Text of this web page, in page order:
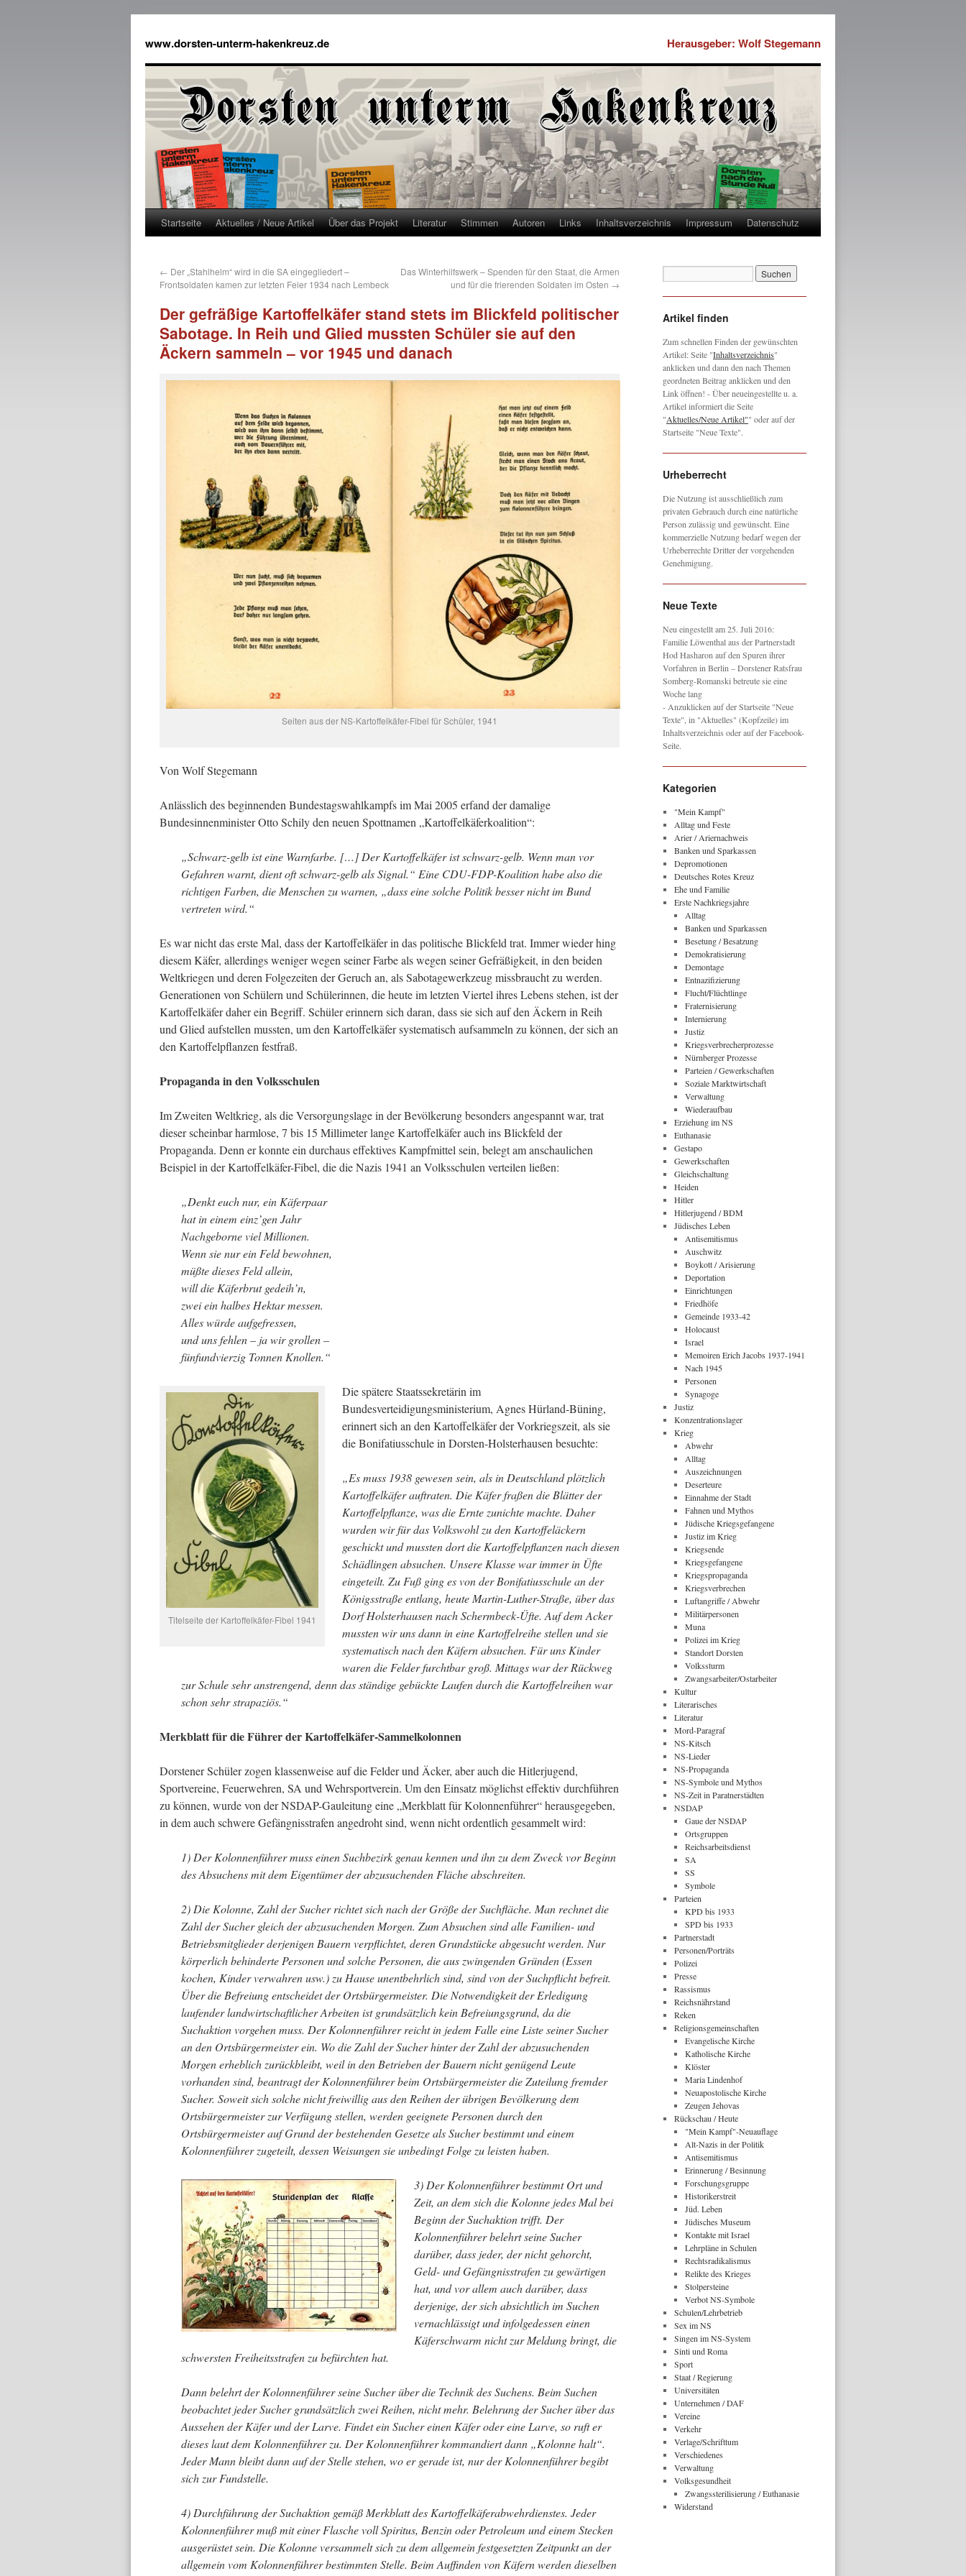
www.dorsten-unterm-hakenkreuz.de Herausgeber: Wolf Stegemann
Startseite Aktuelles / Neue Artikel Über das Projekt Literatur Stimmen Autoren Links Inhaltsverzeichnis Impressum Datenschutz
← Der „Stahlhelm“ wird in die SA eingegliedert –
Frontsoldaten kamen zur letzten Feier 1934 nach Lembeck
Das Winterhilfswerk – Spenden für den Staat, die Armen
und für die frierenden Soldaten im Osten →
Der gefräßige Kartoffelkäfer stand stets im Blickfeld politischer
Sabotage. In Reih und Glied mussten Schüler sie auf den
Äckern sammeln – vor 1945 und danach
Seiten aus der NS-Kartoffelkäfer-Fibel für Schüler, 1941
Von Wolf Stegemann
Anlässlich des beginnenden Bundestagswahlkampfs im Mai 2005 erfand der damalige
Bundesinnenminister Otto Schily den neuen Spottnamen „Kartoffelkäferkoalition“:
„Schwarz-gelb ist eine Warnfarbe. […] Der Kartoffelkäfer ist schwarz-gelb. Wenn man vor
Gefahren warnt, dient oft schwarz-gelb als Signal.“ Eine CDU-FDP-Koalition habe also die
richtigen Farben, die Menschen zu warnen, „dass eine solche Politik besser nicht im Bund
vertreten wird.“
Es war nicht das erste Mal, dass der Kartoffelkäfer in das politische Blickfeld trat. Immer wieder hing
diesem Käfer, allerdings weniger wegen seiner Farbe als wegen seiner Gefräßigkeit, in den beiden
Weltkriegen und deren Folgezeiten der Geruch an, als Sabotagewerkzeug missbraucht zu werden.
Generationen von Schülern und Schülerinnen, die heute im letzten Viertel ihres Lebens stehen, ist der
Kartoffelkäfer daher ein Begriff. Schüler erinnern sich daran, dass sie sich auf den Äckern in Reih
und Glied aufstellen mussten, um den Kartoffelkäfer systematisch aufsammeln zu können, der sich an
den Kartoffelpflanzen festfraß.
Propaganda in den Volksschulen
Im Zweiten Weltkrieg, als die Versorgungslage in der Bevölkerung besonders angespannt war, trat
dieser scheinbar harmlose, 7 bis 15 Millimeter lange Kartoffelkäfer auch ins Blickfeld der
Propaganda. Denn er konnte ein durchaus effektives Kampfmittel sein, belegt am anschaulichen
Beispiel in der Kartoffelkäfer-Fibel, die die Nazis 1941 an Volksschulen verteilen ließen:
„Denkt euch nur, ein Käferpaar
hat in einem einz’gen Jahr
Nachgeborne viel Millionen.
Wenn sie nur ein Feld bewohnen,
müßte dieses Feld allein,
will die Käferbrut gedeih’n,
zwei ein halbes Hektar messen.
Alles würde aufgefressen,
und uns fehlen – ja wir grollen –
fünfundvierzig Tonnen Knollen.“
Titelseite der Kartoffelkäfer-Fibel 1941
Die spätere Staatssekretärin im
Bundesverteidigungsministerium, Agnes Hürland-Büning,
erinnert sich an den Kartoffelkäfer der Vorkriegszeit, als sie
die Bonifatiusschule in Dorsten-Holsterhausen besuchte:
„Es muss 1938 gewesen sein, als in Deutschland plötzlich
Kartoffelkäfer auftraten. Die Käfer fraßen die Blätter der
Kartoffelpflanze, was die Ernte zunichte machte. Daher
wurden wir für das Volkswohl zu den Kartoffeläckern
geschickt und mussten dort die Kartoffelpflanzen nach diesen
Schädlingen absuchen. Unsere Klasse war immer in Üfte
eingeteilt. Zu Fuß ging es von der Bonifatiusschule an der
Königsstraße entlang, heute Martin-Luther-Straße, über das
Dorf Holsterhausen nach Schermbeck-Üfte. Auf dem Acker
mussten wir uns dann in eine Kartoffelreihe stellen und sie
systematisch nach den Käfern absuchen. Für uns Kinder
waren die Felder furchtbar groß. Mittags war der Rückweg
zur Schule sehr anstrengend, denn das ständige gebückte Laufen durch die Kartoffelreihen war
schon sehr strapaziös.“
Merkblatt für die Führer der Kartoffelkäfer-Sammelkolonnen
Dorstener Schüler zogen klassenweise auf die Felder und Äcker, aber auch die Hitlerjugend,
Sportvereine, Feuerwehren, SA und Wehrsportverein. Um den Einsatz möglichst effektiv durchführen
zu können, wurde von der NSDAP-Gauleitung eine „Merkblatt für Kolonnenführer“ herausgegeben,
in dem auch schwere Gefängnisstrafen angedroht sind, wenn nicht ordentlich gesammelt wird:
1) Der Kolonnenführer muss einen Suchbezirk genau kennen und ihn zu dem Zweck vor Beginn
des Absuchens mit dem Eigentümer der abzusuchenden Fläche abschreiten.
2) Die Kolonne, Zahl der Sucher richtet sich nach der Größe der Suchfläche. Man rechnet die
Zahl der Sucher gleich der abzusuchenden Morgen. Zum Absuchen sind alle Familien- und
Betriebsmitglieder derjenigen Bauern verpflichtet, deren Grundstücke abgesucht werden. Nur
körperlich behinderte Personen und solche Personen, die aus zwingenden Gründen (Essen
kochen, Kinder verwahren usw.) zu Hause unentbehrlich sind, sind von der Suchpflicht befreit.
Über die Befreiung entscheidet der Ortsbürgermeister. Die Notwendigkeit der Erledigung
laufender landwirtschaftlicher Arbeiten ist grundsätzlich kein Befreiungsgrund, da die
Suchaktion vorgehen muss. Der Kolonnenführer reicht in jedem Falle eine Liste seiner Sucher
an den Ortsbürgermeister ein. Wo die Zahl der Sucher hinter der Zahl der abzusuchenden
Morgen erheblich zurückbleibt, weil in den Betrieben der Bauern nicht genügend Leute
vorhanden sind, beantragt der Kolonnenführer beim Ortsbürgermeister die Zuteilung fremder
Sucher. Soweit sich solche nicht freiwillig aus den Reihen der übrigen Bevölkerung dem
Ortsbürgermeister zur Verfügung stellen, werden geeignete Personen durch den
Ortsbürgermeister auf Grund der bestehenden Gesetze als Sucher bestimmt und einem
Kolonnenführer zugeteilt, dessen Weisungen sie unbedingt Folge zu leisten haben.
3) Der Kolonnenführer bestimmt Ort und
Zeit, an dem sich die Kolonne jedes Mal bei
Beginn der Suchaktion trifft. Der
Kolonnenführer belehrt seine Sucher
darüber, dass jeder, der nicht gehorcht,
Geld- und Gefängnisstrafen zu gewärtigen
hat, und vor allem auch darüber, dass
derjenige, der sich absichtlich im Suchen
vernachlässigt und infolgedessen einen
Käferschwarm nicht zur Meldung bringt, die
schwersten Freiheitsstrafen zu befürchten hat.
Dann belehrt der Kolonnenführer seine Sucher über die Technik des Suchens. Beim Suchen
beobachtet jeder Sucher grundsätzlich zwei Reihen, nicht mehr. Belehrung der Sucher über das
Aussehen der Käfer und der Larve. Findet ein Sucher einen Käfer oder eine Larve, so ruft er
dieses laut dem Kolonnenführer zu. Der Kolonnenführer kommandiert dann „Kolonne halt“.
Jeder Mann bleibt dann auf der Stelle stehen, wo er gerade ist, nur der Kolonnenführer begibt
sich zur Fundstelle.
4) Durchführung der Suchaktion gemäß Merkblatt des Kartoffelkäferabwehrdienstes. Jeder
Kolonnenführer muß mit einer Flasche voll Spiritus, Benzin oder Petroleum und einem Stecken
ausgerüstet sein. Die Kolonne versammelt sich zu dem allgemein festgesetzten Zeitpunkt an der
allgemein vom Kolonnenführer bestimmten Stelle. Beim Auffinden von Käfern werden dieselben
Artikel finden
Zum schnellen Finden der gewünschten
Artikel: Seite "Inhaltsverzeichnis"
anklicken und dann den nach Themen
geordneten Beitrag anklicken und den
Link öffnen! - Über neueingestellte u. a.
Artikel informiert die Seite
"Aktuelles/Neue Artikel"" oder auf der
Startseite "Neue Texte".
Urheberrecht
Die Nutzung ist ausschließlich zum
privaten Gebrauch durch eine natürliche
Person zulässig und gewünscht. Eine
kommerzielle Nutzung bedarf wegen der
Urheberrechte Dritter der vorgehenden
Genehmigung.
Neue Texte
Neu eingestellt am 25. Juli 2016:
Familie Löwenthal aus der Partnerstadt
Hod Hasharon auf den Spuren ihrer
Vorfahren in Berlin – Dorstener Ratsfrau
Somberg-Romanski betreute sie eine
Woche lang
- Anzuklicken auf der Startseite "Neue
Texte", in "Aktuelles" (Kopfzeile) im
Inhaltsverzeichnis oder auf der Facebook-
Seite.
Kategorien
"Mein Kampf"
Alltag und Feste
Arier / Ariernachweis
Banken und Sparkassen
Depromotionen
Deutsches Rotes Kreuz
Ehe und Familie
Erste Nachkriegsjahre
Alltag
Banken und Sparkassen
Besetung / Besatzung
Demokratisierung
Demontage
Entnazifizierung
Flucht/Flüchtlinge
Fraternisierung
Internierung
Justiz
Kriegsverbrecherprozesse
Nürnberger Prozesse
Parteien / Gewerkschaften
Soziale Marktwirtschaft
Verwaltung
Wiederaufbau
Erziehung im NS
Euthanasie
Gestapo
Gewerkschaften
Gleichschaltung
Heiden
Hitler
Hitlerjugend / BDM
Jüdisches Leben
Antisemitismus
Auschwitz
Boykott / Arisierung
Deportation
Einrichtungen
Friedhöfe
Gemeinde 1933-42
Holocaust
Israel
Memoiren Erich Jacobs 1937-1941
Nach 1945
Personen
Synagoge
Justiz
Konzentrationslager
Krieg
Abwehr
Alltag
Auszeichnungen
Deserteure
Einnahme der Stadt
Fahnen und Mythos
Jüdische Kriegsgefangene
Justiz im Krieg
Kriegsende
Kriegsgefangene
Kriegspropaganda
Kriegsverbrechen
Luftangriffe / Abwehr
Militärpersonen
Muna
Polizei im Krieg
Standort Dorsten
Volkssturm
Zwangsarbeiter/Ostarbeiter
Kultur
Literarisches
Literatur
Mord-Paragraf
NS-Kitsch
NS-Lieder
NS-Propaganda
NS-Symbole und Mythos
NS-Zeit in Paratnerstädten
NSDAP
Gaue der NSDAP
Ortsgruppen
Reichsarbeitsdienst
SA
SS
Symbole
Parteien
KPD bis 1933
SPD bis 1933
Partnerstadt
Personen/Porträts
Polizei
Presse
Rassismus
Reichsnährstand
Reken
Religionsgemeinschaften
Evangelische Kirche
Katholische Kirche
Klöster
Maria Lindenhof
Neuapostolische Kirche
Zeugen Jehovas
Rückschau / Heute
"Mein Kampf"-Neuauflage
Alt-Nazis in der Politik
Antisemitismus
Erinnerung / Besinnung
Forschungsgruppe
Historikerstreit
Jüd. Leben
Jüdisches Museum
Kontakte mit Israel
Lehrpläne in Schulen
Rechtsradikalismus
Relikte des Krieges
Stolpersteine
Verbot NS-Symbole
Schulen/Lehrbetrieb
Sex im NS
Singen im NS-System
Sinti und Roma
Sport
Staat / Regierung
Universitäten
Unternehmen / DAF
Vereine
Verkehr
Verlage/Schrifttum
Verschiedenes
Verwaltung
Volksgesundheit
Zwangssterilisierung / Euthanasie
Widerstand